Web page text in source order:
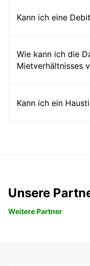
Kann ich eine
Wie kann ich die
Mietverhältnisses
Kann ich ein
Unsere
Weitere Partner